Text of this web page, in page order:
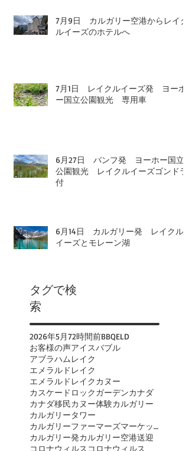
7月9日 カルガリー空港からレイク
ルイーズのホテルへ
7月1日 レイクルイーズ発 ヨーホ
ー国立公園観光 専用車
6月27日 バンフ発 ヨーホー国立
公園観光 レイクルイーズゴンドラ
付
6月14日 カルガリー発 レイクル
イーズとモレーン湖
タグで検
索
2026年5月72時間前BBQELD
お客様の声アイスバブル
アブラハムレイク
エメラルドレイク
エメラルドレイクカヌー
カスケードロックガーデンカナダ
カナダ移民カヌー体験カルガリー
カルガリータワー
カルガリーファーマーズマーケット
カルガリー発カルガリー空港送迎
コロナウィルス コロナウィルス